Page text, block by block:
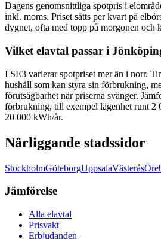
Dagens genomsnittliga spotpris i
inkl. moms. Priset sätts per kvart på
dygnet, ofta med topp på morgonen och
Vilket elavtal passar i
I SE3 varierar spotpriset mer än i norr.
hushåll som kan styra sin förbrukning,
förutsägbarhet när priserna svänger.
förbrukning, till exempel lägenhet runt
20 000 kWh/år.
Närliggande stadssidor
StockholmGöteborgUppsalaVästerås
Jämförelse
Alla elavtal
Prisvakt
Erbjudanden